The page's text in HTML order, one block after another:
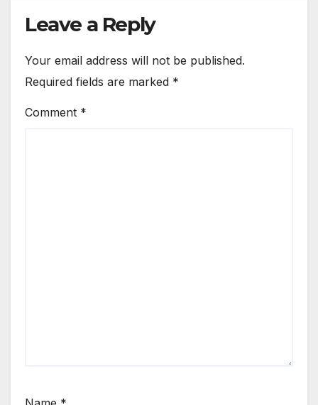
Leave a Reply
Your email address will not be published.
Required fields are marked *
Comment *